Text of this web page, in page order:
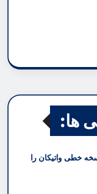
ها:
۴۰۰ ساله نسخه خطی واتیکان را